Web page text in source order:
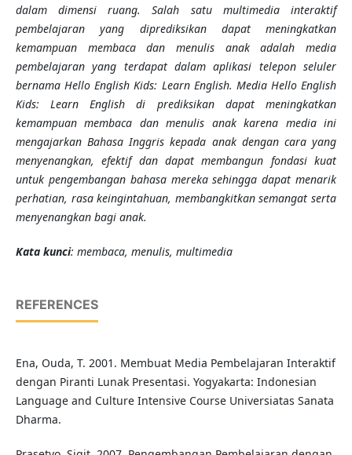
dalam dimensi ruang. Salah satu multimedia interaktif
pembelajaran yang diprediksikan dapat meningkatkan
kemampuan membaca dan menulis anak adalah media
pembelajaran yang terdapat dalam aplikasi telepon seluler
bernama Hello English Kids: Learn English. Media Hello English
Kids: Learn English di prediksikan dapat meningkatkan
kemampuan membaca dan menulis anak karena media ini
mengajarkan Bahasa Inggris kepada anak dengan cara yang
menyenangkan, efektif dan dapat membangun fondasi kuat
untuk pengembangan bahasa mereka sehingga dapat menarik
perhatian, rasa keingintahuan, membangkitkan semangat serta
menyenangkan bagi anak.
Kata kunci: membaca, menulis, multimedia
REFERENCES
Ena, Ouda, T. 2001. Membuat Media Pembelajaran Interaktif
dengan Piranti Lunak Presentasi. Yogyakarta: Indonesian
Language and Culture Intensive Course Universiatas Sanata
Dharma.